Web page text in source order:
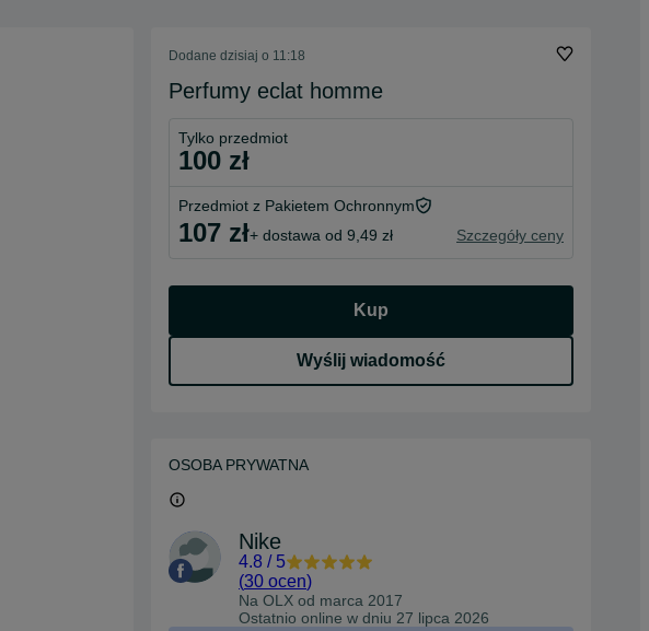
Dodane dzisiaj o 11:18
Perfumy eclat homme
Tylko przedmiot
100 zł
Przedmiot z Pakietem Ochronnym
107 zł+ dostawa od 9,49 zł Szczegóły ceny
Kup
Wyślij wiadomość
OSOBA PRYWATNA
Nike
4.8 / 5
(30 ocen)
Na OLX od marca 2017
Ostatnio online w dniu 27 lipca 2026